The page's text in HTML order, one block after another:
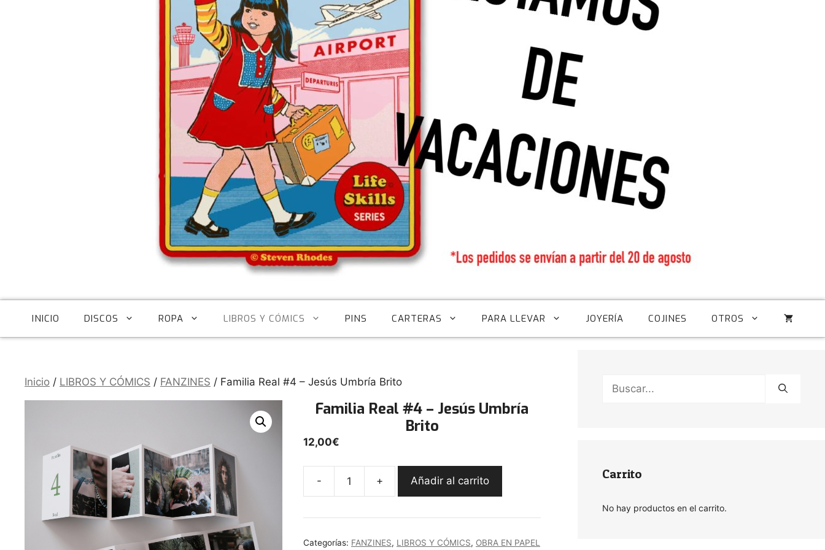
INICIO DISCOS ROPA LIBROS Y CÓMICS PINS CARTERAS PARA LLEVAR JOYERÍA COJINES OTROS
Inicio / LIBROS Y CÓMICS / FANZINES / Familia Real #4 – Jesús Umbría Brito
Familia Real #4 – Jesús Umbría
Brito
12,00€
-
#4
+ Añadir al carrito
Categorías: FANZINES, LIBROS Y CÓMICS, OBRA EN PAPEL
Buscar:
Carrito
No hay productos en el carrito.